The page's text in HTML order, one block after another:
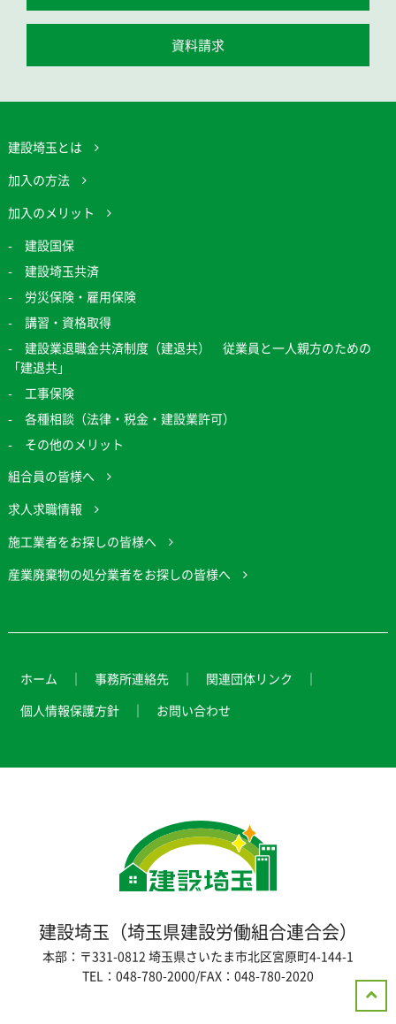
資料請求
建設埼玉とは
加入の方法
加入のメリット
建設国保
建設埼玉共済
労災保険・雇用保険
講習・資格取得
建設業退職金共済制度（建退共） 従業員と一人親方のための
「建退共」
工事保険
各種相談（法律・税金・建設業許可）
その他のメリット
組合員の皆様へ
求人求職情報
施工業者をお探しの皆様へ
産業廃棄物の処分業者をお探しの皆様へ
ホーム 事務所連絡先
関連団体リンク
個人情報保護方針
お問い合わせ
建設埼玉（埼玉県建設労働組合連合会）
本部：〒331-0812 埼玉県さいたま市北区宮原町4-144-1
TEL：048-780-2000/FAX：048-780-2020